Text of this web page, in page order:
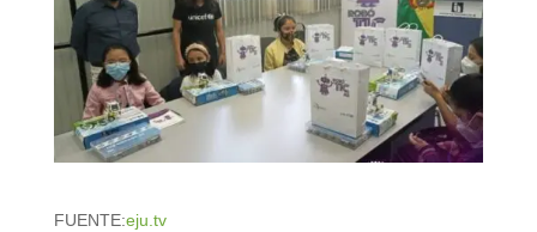
FUENTE:eju.tv